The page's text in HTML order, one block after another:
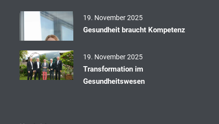
19. November 2025
Gesundheit braucht Kompetenz
19. November 2025
Transformation im
Gesundheitswesen